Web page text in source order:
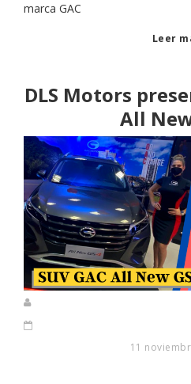
marca GAC
Leer
DLS Motors
All
11